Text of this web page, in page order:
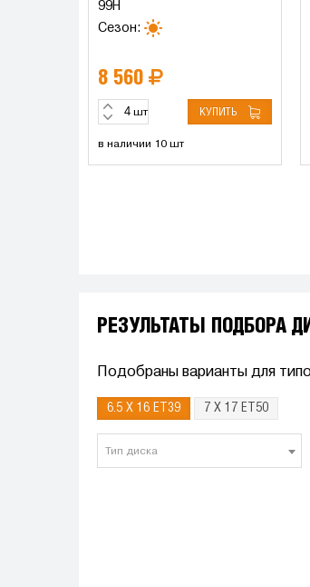
99H
Сезон:
8 560
шт КУПИТЬ
в наличии 10 шт
РЕЗУЛЬТАТЫ ПОДБОРА
Подобраны варианты для
6.5 X 16 ET39 7 X 17 ET50
Тип диска